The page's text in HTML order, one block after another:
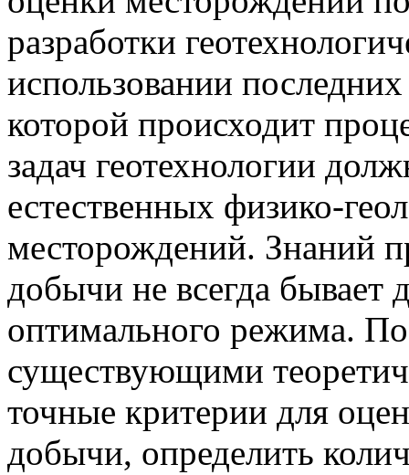
разработки
использовании
которой происходит
задач геотехнологии
естественных физико-
месторождений. Знаний
добычи не всегда бывает
оптимального режима.
существующими
точные критерии для
добычи, определить